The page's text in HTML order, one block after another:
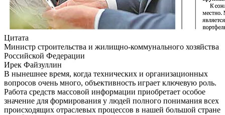
Цитата
Министр строительства и жилищно-коммунального хозяйства
Российской Федерации
Ирек Файзуллин
В нынешнее время, когда технических и организационных
вопросов очень много, объективность играет ключевую роль.
Работа средств массовой информации приобретает особое
значение для формирования у людей полного понимания всех
происходящих отраслевых процессов в нашей большой стране